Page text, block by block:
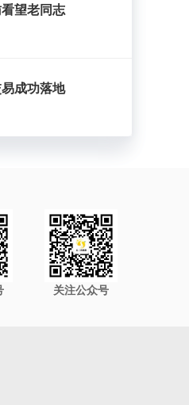
望老同志
成功落地
关注公众号